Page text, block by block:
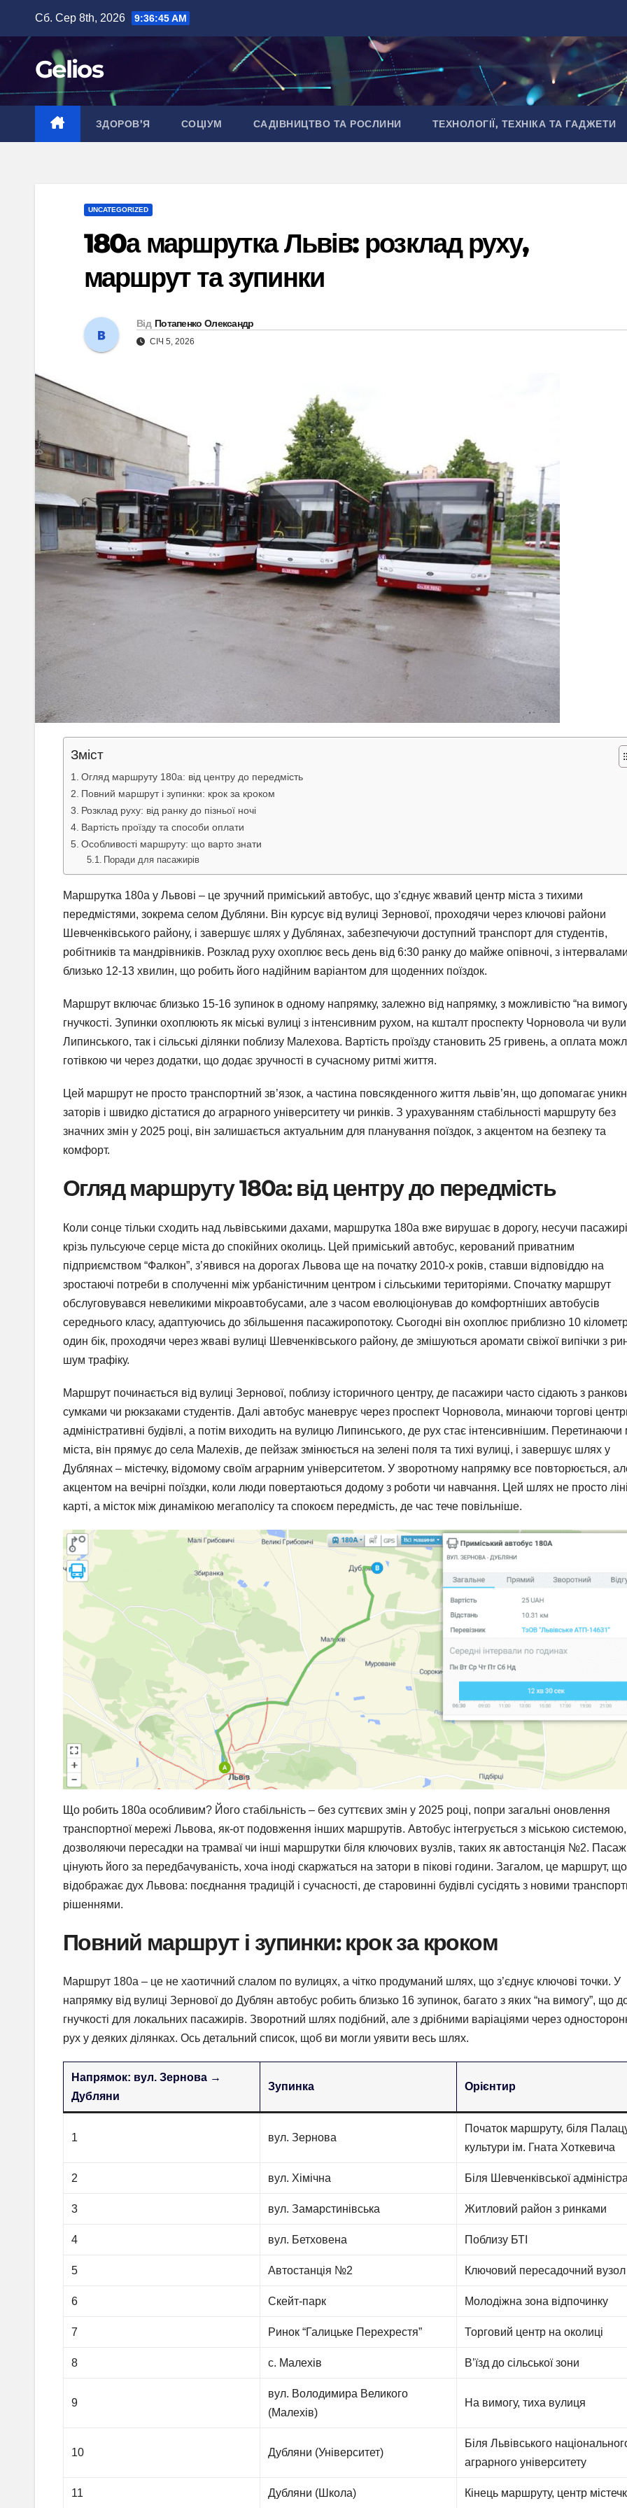
вмісту
Сб. Сер 8th, 2026 9:36:46 AM
Gelios
ЗДОРОВ’Я СОЦІУМ САДІВНИЦТВО ТА РОСЛИНИ ТЕХНОЛОГІЇ, ТЕХНІКА ТА ГАДЖЕТИ
UNCATEGORIZED
180а маршрутка Львів: розклад руху,
маршрут та зупинки
Від Потапенко Олександр
СІЧ 5, 2026
Зміст
Огляд маршруту 180а: від центру до передмість
Повний маршрут і зупинки: крок за кроком
Розклад руху: від ранку до пізньої ночі
Вартість проїзду та способи оплати
Особливості маршруту: що варто знати
Поради для пасажирів
Маршрутка 180а у Львові – це зручний приміський автобус, що з’єднує жвавий центр міста з тихими
передмістями, зокрема селом Дубляни. Він курсує від вулиці Зернової, проходячи через ключові райони
Шевченківського району, і завершує шлях у Дублянах, забезпечуючи доступний транспорт для студентів,
робітників та мандрівників. Розклад руху охоплює весь день від 6:30 ранку до майже опівночі, з
близько 12-13 хвилин, що робить його надійним варіантом для щоденних поїздок.
Маршрут включає близько 15-16 зупинок в одному напрямку, залежно від напрямку, з можливістю “на
гнучкості. Зупинки охоплюють як міські вулиці з інтенсивним рухом, на кшталт проспекту Чорновола чи
Липинського, так і сільські ділянки поблизу Малехова. Вартість проїзду становить 25 гривень, а оплата
готівкою чи через додатки, що додає зручності в сучасному ритмі життя.
Цей маршрут не просто транспортний зв’язок, а частина повсякденного життя львів’ян, що допомагає
заторів і швидко дістатися до аграрного університету чи ринків. З урахуванням стабільності маршруту без
значних змін у 2025 році, він залишається актуальним для планування поїздок, з акцентом на безпеку та
комфорт.
Огляд маршруту 180а: від центру до передмість
Коли сонце тільки сходить над львівськими дахами, маршрутка 180а вже вирушає в дорогу, несучи
крізь пульсуюче серце міста до спокійних околиць. Цей приміський автобус, керований приватним
підприємством “Фалкон”, з’явився на дорогах Львова ще на початку 2010-х років, ставши відповіддю на
зростаючі потреби в сполученні між урбаністичним центром і сільськими територіями. Спочатку маршрут
обслуговувався невеликими мікроавтобусами, але з часом еволюціонував до комфортніших автобусів
середнього класу, адаптуючись до збільшення пасажиропотоку. Сьогодні він охоплює приблизно 10
один бік, проходячи через жваві вулиці Шевченківського району, де змішуються аромати свіжої випічки з
шум трафіку.
Маршрут починається від вулиці Зернової, поблизу історичного центру, де пасажири часто сідають з
сумками чи рюкзаками студентів. Далі автобус маневрує через проспект Чорновола, минаючи торгові
адміністративні будівлі, а потім виходить на вулицю Липинського, де рух стає інтенсивнішим.
міста, він прямує до села Малехів, де пейзаж змінюється на зелені поля та тихі вулиці, і завершує шлях у
Дублянах – містечку, відомому своїм аграрним університетом. У зворотному напрямку все повторюється,
акцентом на вечірні поїздки, коли люди повертаються додому з роботи чи навчання. Цей шлях не просто
карті, а місток між динамікою мегаполісу та спокоєм передмість, де час тече повільніше.
Що робить 180а особливим? Його стабільність – без суттєвих змін у 2025 році, попри загальні оновлення
транспортної мережі Львова, як-от подовження інших маршрутів. Автобус інтегрується з міською системою,
дозволяючи пересадки на трамваї чи інші маршрутки біля ключових вузлів, таких як автостанція №2.
цінують його за передбачуваність, хоча іноді скаржаться на затори в пікові години. Загалом, це маршрут, що
відображає дух Львова: поєднання традицій і сучасності, де старовинні будівлі сусідять з новими
рішеннями.
Повний маршрут і зупинки: крок за кроком
Маршрут 180а – це не хаотичний слалом по вулицях, а чітко продуманий шлях, що з’єднує ключові точки. У
напрямку від вулиці Зернової до Дублян автобус робить близько 16 зупинок, багато з яких “на вимогу”, що
гнучкості для локальних пасажирів. Зворотний шлях подібний, але з дрібними варіаціями через
рух у деяких ділянках. Ось детальний список, щоб ви могли уявити весь шлях.
Напрямок: вул. Зернова →
Дубляни
Зупинка Орієнтир
1 вул. Зернова
Початок маршруту, біля
культури ім. Гната Хоткевича
2 вул. Хімічна Біля Шевченківської
3 вул. Замарстинівська Житловий район з ринками
4 вул. Бетховена Поблизу БТІ
5 Автостанція №2 Ключовий пересадочний вузол
6 Скейт-парк Молодіжна зона відпочинку
7 Ринок “Галицьке Перехрестя” Торговий центр на околиці
8 с. Малехів В’їзд до сільської зони
9
вул. Володимира Великого
(Малехів)
На вимогу, тиха вулиця
10 Дубляни (Університет)
Біля Львівського
аграрного університету
11 Дубляни (Школа) Кінець маршруту, центр